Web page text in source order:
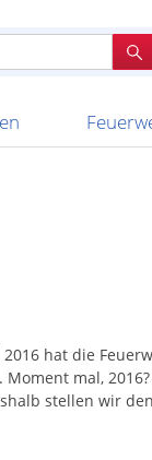
Argento
hat die
mal,
stellen wir